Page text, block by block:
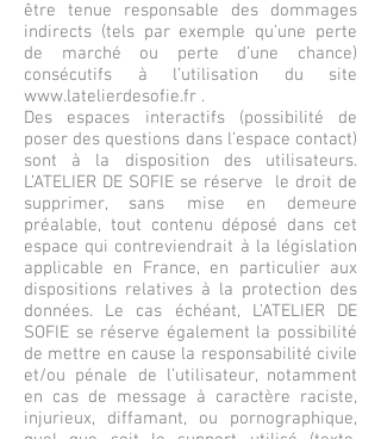
être tenue responsable des dommages
indirects (tels par exemple qu’une perte
de marché ou perte d’une chance)
consécutifs à l’utilisation du site
www.latelierdesofie.fr .
Des espaces interactifs (possibilité de
poser des questions dans l’espace contact)
sont à la disposition des utilisateurs.
L’ATELIER DE SOFIE se réserve le droit de
supprimer, sans mise en demeure
préalable, tout contenu déposé dans cet
espace qui contreviendrait à la législation
applicable en France, en particulier aux
dispositions relatives à la protection des
données. Le cas échéant, L’ATELIER DE
SOFIE se réserve également la possibilité
de mettre en cause la responsabilité civile
et/ou pénale de l’utilisateur, notamment
en cas de message à caractère raciste,
injurieux, diffamant, ou pornographique,